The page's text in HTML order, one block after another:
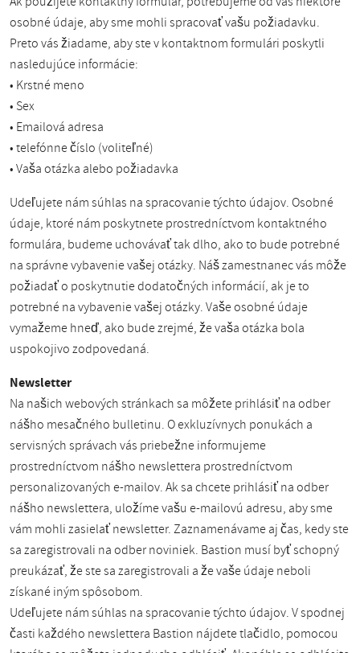
osobné údaje, aby sme mohli spracovať vašu požiadavku.
Preto vás žiadame, aby ste v kontaktnom formulári poskytli
nasledujúce informácie:
• Krstné meno
• Sex
• Emailová adresa
• telefónne číslo (voliteľné)
• Vaša otázka alebo požiadavka
Udeľujete nám súhlas na spracovanie týchto údajov. Osobné
údaje, ktoré nám poskytnete prostredníctvom kontaktného
formulára, budeme uchovávať tak dlho, ako to bude potrebné
na správne vybavenie vašej otázky. Náš zamestnanec vás môže
požiadať o poskytnutie dodatočných informácií, ak je to
potrebné na vybavenie vašej otázky. Vaše osobné údaje
vymažeme hneď, ako bude zrejmé, že vaša otázka bola
uspokojivo zodpovedaná.
Newsletter
Na našich webových stránkach sa môžete prihlásiť na odber
nášho mesačného bulletinu. O exkluzívnych ponukách a
servisných správach vás priebežne informujeme
prostredníctvom nášho newslettera prostredníctvom
personalizovaných e-mailov. Ak sa chcete prihlásiť na odber
nášho newslettera, uložíme vašu e-mailovú adresu, aby sme
vám mohli zasielať newsletter. Zaznamenávame aj čas, kedy ste
sa zaregistrovali na odber noviniek. Bastion musí byť schopný
preukázať, že ste sa zaregistrovali a že vaše údaje neboli
získané iným spôsobom.
Udeľujete nám súhlas na spracovanie týchto údajov. V spodnej
časti každého newslettera Bastion nájdete tlačidlo, pomocou